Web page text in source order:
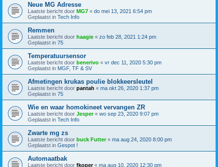
Neue MG Adresse
Laatste bericht door MG7 « do mei 13, 2021 6:54 pm
Geplaatst in Tech Info
Remmen
Laatste bericht door haagie « zo feb 28, 2021 1:24 pm
Geplaatst in 75
Temperatuursensor
Laatste bericht door benerivo « vr dec 11, 2020 5:30 pm
Geplaatst in MGF, TF & SV
Afmetingen krukas poulie blokkeersleutel
Laatste bericht door pantah « ma okt 26, 2020 1:37 pm
Geplaatst in 75
Wie en waar homokineet vervangen ZR
Laatste bericht door Jesper« wo sep 23, 2020 9:07 pm
Geplaatst in Tech Info
Zwarte mg zs
Laatste bericht door buck Futter« ma aug 24, 2020 8:00 pm
Geplaatst in Gespot !
Automaatbak
Laatste bericht door fkoper« ma aug 10, 2020 12:30 pm